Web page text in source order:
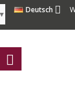
Deutsch 
▼
